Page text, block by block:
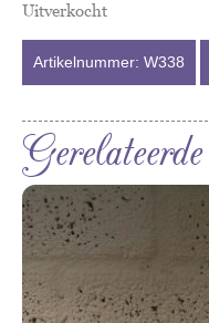
Uitverkocht
Artikelnummer: W338